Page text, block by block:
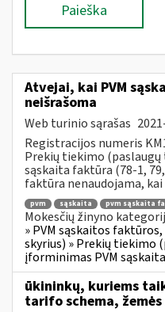
Paieška
Atvejai, kai PVM
neišrašoma
Web turinio sąrašas
Registracijos numeris
Prekių tiekimo
sąskaita faktūra (78-1,
faktūra nenaudojama, kai
pvm sąskaita pvm sąskaita
Mokesčių žinyno
» PVM sąskaitos
skyrius) » Prekių tiekimo
įforminimas PVM
ūkininkų, kuriems
tarifo schema,